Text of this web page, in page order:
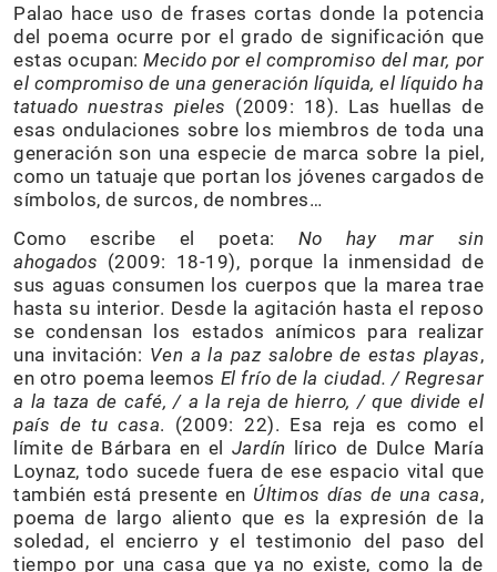
Palao hace uso de frases cortas donde la potencia
del poema ocurre por el grado de significación que
estas ocupan:Mecido por el compromiso del mar, por
el compromiso de una generación líquida, el líquido ha
tatuado nuestras pieles (2009: 18). Las huellas de
esas ondulaciones sobre los miembros de toda una
generación son una especie de marca sobre la piel,
como un tatuaje que portan los jóvenes cargados de
símbolos, de surcos, de nombres…
Como escribe el poeta: No hay mar sin
ahogados (2009: 18-19), porque la inmensidad de
sus aguas consumen los cuerpos que la marea trae
hasta su interior. Desde la agitación hasta el reposo
se condensan los estados anímicos para realizar
una invitación: Ven a la paz salobre de estas playas,
en otro poema leemos El frío de la ciudad. / Regresar
a la taza de café, / a la reja de hierro, / que divide el
país de tu casa. (2009: 22). Esa reja es como el
límite de Bárbara en el Jardín lírico de Dulce María
Loynaz, todo sucede fuera de ese espacio vital que
también está presente en Últimos días de una casa,
poema de largo aliento que es la expresión de la
soledad, el encierro y el testimonio del paso del
tiempo por una casa que ya no existe, como la de